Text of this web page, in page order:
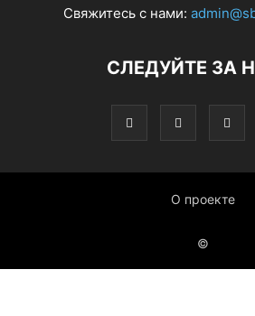
Свяжитесь с нами:
СЛЕДУЙТЕ ЗА
О проекте
©